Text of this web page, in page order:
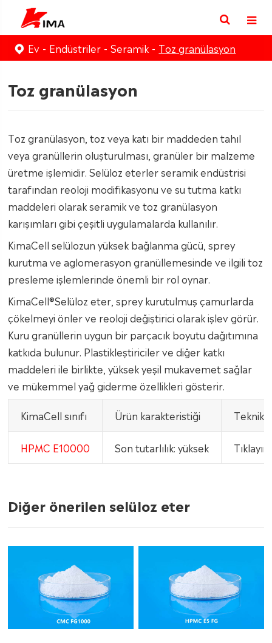
Ev Endüstriler Seramik Toz granülasyon
Toz granülasyon
Toz granülasyon, toz veya katı bir maddeden tahıl
veya granüllerin oluşturulması, granüler bir malzeme
üretme işlemidir. Selüloz eterler seramik endüstrisi
tarafından reoloji modifikasyonu ve su tutma katkı
maddeleri olarak seramik ve toz granülasyon
karışımları gibi çeşitli uygulamalarda kullanılır.
KimaCell selülozun yüksek bağlanma gücü, sprey
kurutma ve aglomerasyon granüllemesinde ve ilgili toz
presleme işlemlerinde önemli bir rol oynar.
KimaCell®Selüloz eter, sprey kurutulmuş çamurlarda
çökelmeyi önler ve reoloji değiştirici olarak işlev görür.
Kuru granüllerin uygun bir parçacık boyutu dağıtımına
katkıda bulunur. Plastikleştiriciler ve diğer katkı
maddeleri ile birlikte, yüksek yeşil mukavemet sağlar
ve mükemmel yağ giderme özellikleri gösterir.
KimaCell sınıfı Ürün karakteristiği Teknik
HPMC E10000 Son tutarlılık: yüksek Tıklayın
Diğer önerilen selüloz eter